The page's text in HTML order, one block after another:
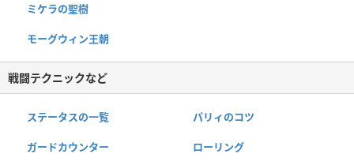
ミケラの聖樹
モーグウィン王朝
戦闘テクニックなど
ステータスの一覧 パリィのコツ
ガードカウンター ローリング